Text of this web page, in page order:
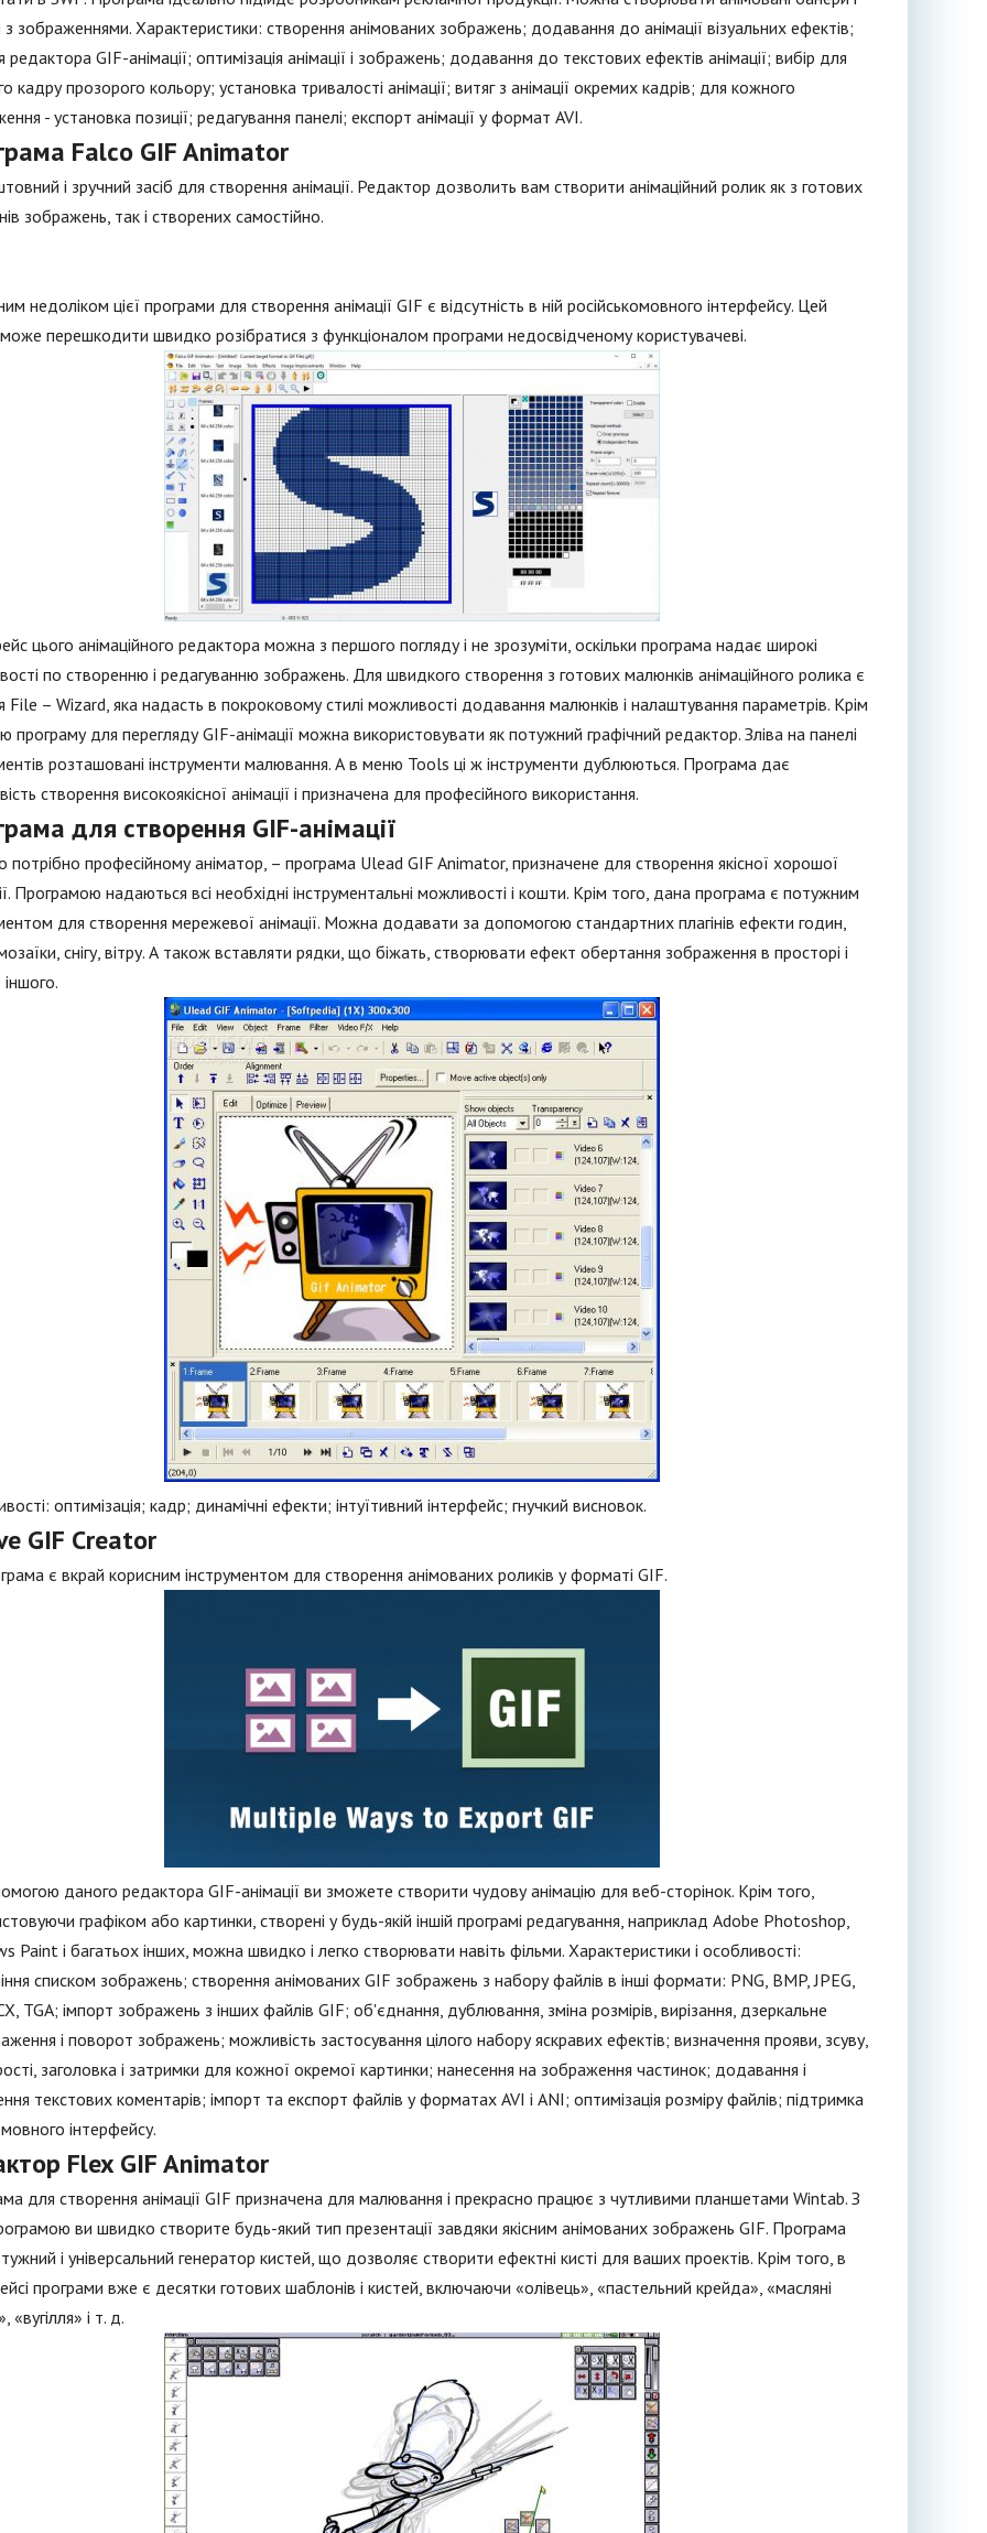
з зображеннями. Характеристики: створення анімованих зображень; додавання до анімації візуальних ефектів;
редактора GIF-анімації; оптимізація анімації і зображень; додавання до текстових ефектів анімації; вибір для
кадру прозорого кольору; установка тривалості анімації; витяг з анімації окремих кадрів; для кожного
- установка позиції; редагування панелі; експорт анімації у формат AVI.
Falco GIF Animator
і зручний засіб для створення анімації. Редактор дозволить вам створити анімаційний ролик як з готових
зображень, так і створених самостійно.
недоліком цієї програми для створення анімації GIF є відсутність в ній російськомовного інтерфейсу. Цей
перешкодити швидко розібратися з функціоналом програми недосвідченому користувачеві.
цього анімаційного редактора можна з першого погляду і не зрозуміти, оскільки програма надає широкі
по створенню і редагуванню зображень. Для швидкого створення з готових малюнків анімаційного ролика є
File – Wizard, яка надасть в покроковому стилі можливості додавання малюнків і налаштування параметрів. Крім
програму для перегляду GIF-анімації можна використовувати як потужний графічний редактор. Зліва на панелі
розташовані інструменти малювання. А в меню Tools ці ж інструменти дублюються. Програма дає
створення високоякісної анімації і призначена для професійного використання.
для створення GIF-анімації
потрібно професійному аніматор, – програма Ulead GIF Animator, призначене для створення якісної хорошої
Програмою надаються всі необхідні інструментальні можливості і кошти. Крім того, дана програма є потужним
для створення мережевої анімації. Можна додавати за допомогою стандартних плагінів ефекти годин,
снігу, вітру. А також вставляти рядки, що біжать, створювати ефект обертання зображення в просторі і
оптимізація; кадр; динамічні ефекти; інтуїтивний інтерфейс; гнучкий висновок.
GIF Creator
є вкрай корисним інструментом для створення анімованих роликів у форматі GIF.
даного редактора GIF-анімації ви зможете створити чудову анімацію для веб-сторінок. Крім того,
графіком або картинки, створені у будь-якій іншій програмі редагування, наприклад Adobe Photoshop,
Paint і багатьох інших, можна швидко і легко створювати навіть фільми. Характеристики і особливості:
списком зображень; створення анімованих GIF зображень з набору файлів в інші формати: PNG, BMP, JPEG,
TGA; імпорт зображень з інших файлів GIF; об'єднання, дублювання, зміна розмірів, вирізання, дзеркальне
і поворот зображень; можливість застосування цілого набору яскравих ефектів; визначення прояви, зсуву,
заголовка і затримки для кожної окремої картинки; нанесення на зображення частинок; додавання і
текстових коментарів; імпорт та експорт файлів у форматах AVI і ANI; оптимізація розміру файлів; підтримка
інтерфейсу.
Flex GIF Animator
для створення анімації GIF призначена для малювання і прекрасно працює з чутливими планшетами Wintab. З
ви швидко створите будь-який тип презентації завдяки якісним анімованих зображень GIF. Програма
і універсальний генератор кистей, що дозволяє створити ефектні кисті для ваших проектів. Крім того, в
програми вже є десятки готових шаблонів і кистей, включаючи «олівець», «пастельний крейда», «масляні
«вугілля» і т. д.